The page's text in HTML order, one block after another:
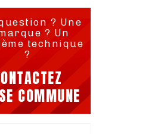
? Une
? Un
technique
?
COMMUNE